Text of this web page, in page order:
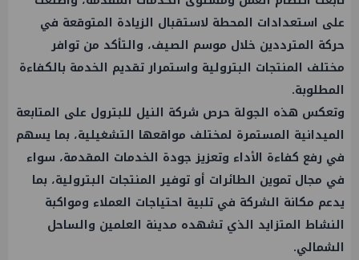
على استعدادات المحطة لاستقبال الزيادة المتوقعة في
حركة المترددين خلال موسم الصيف، والتأكد من توافر
مختلف المنتجات البترولية واستمرار تقديم الخدمة بالكفاءة
المطلوبة.
وتعكس هذه الجولة حرص شركة النيل للبترول على المتابعة
الميدانية المستمرة لمختلف مواقعها التشغيلية، بما يسهم
في رفع كفاءة الأداء وتعزيز جودة الخدمات المقدمة، سواء
في مجال تموين الطائرات أو توفير المنتجات البترولية، بما
يدعم مكانة الشركة في تلبية احتياجات العملاء ومواكبة
النشاط المتزايد الذي تشهده مدينة العلمين والساحل
الشمالي.